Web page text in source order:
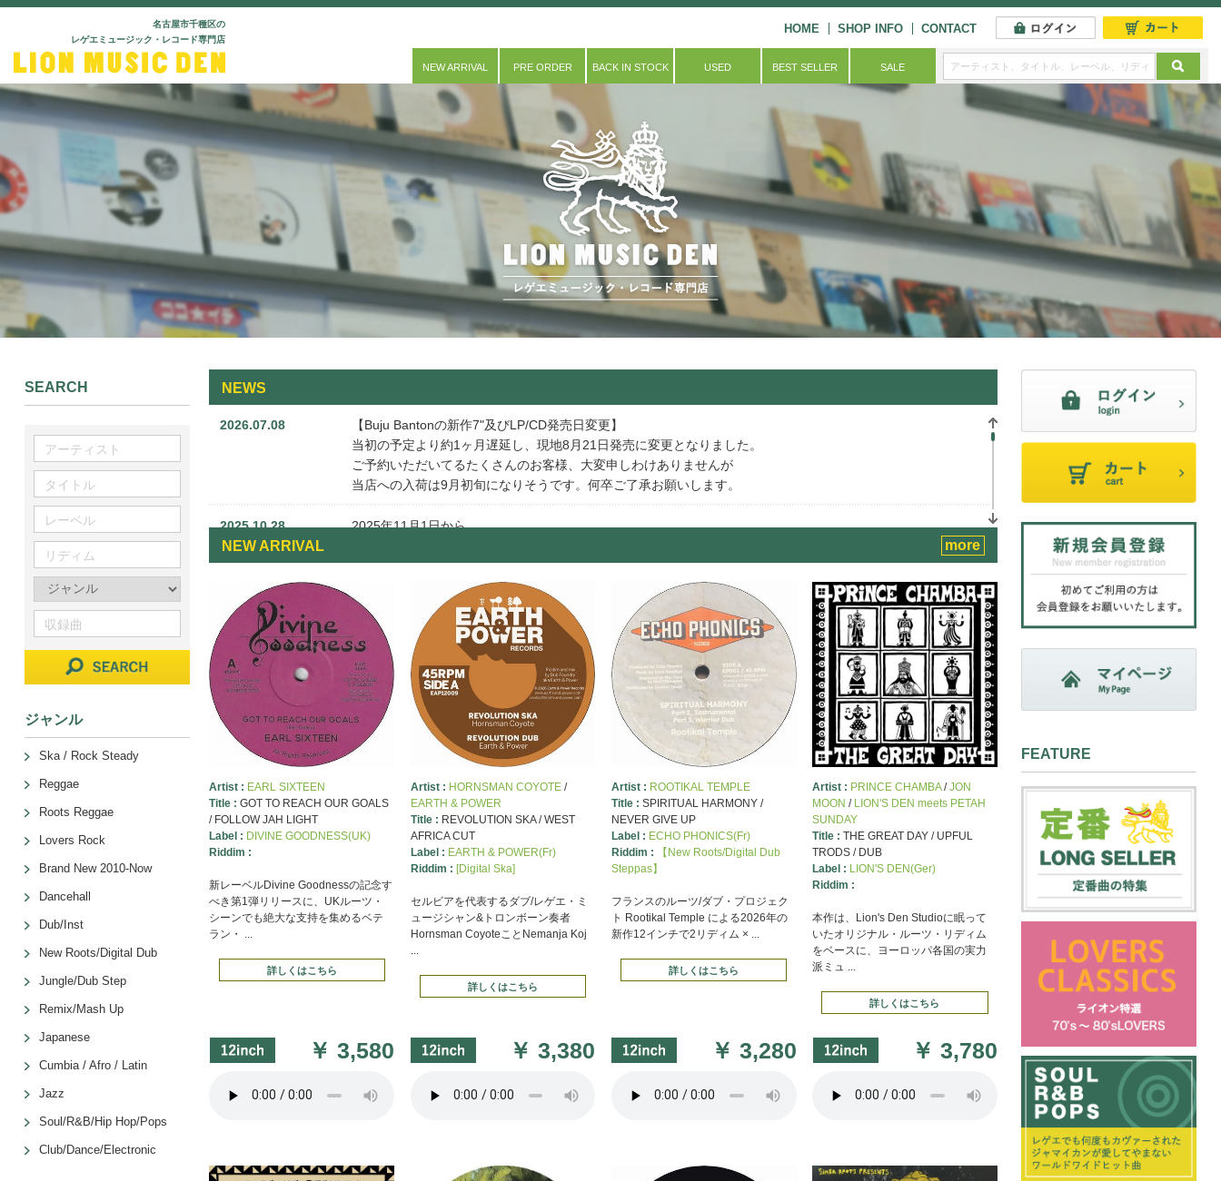
名古屋市千種区の
レゲエミュージック・レコード専門店
HOME SHOP INFO CONTACT
NEW ARRIVAL PRE ORDER BACK IN STOCK USED BEST SELLER SALE
NEWS
2026.07.08
【Buju Bantonの新作7"及びLP/CD発売日変更】
当初の予定より約1ヶ月遅延し、現地8月21日発売に変更となりました。
ご予約いただいてるたくさんのお客様、大変申しわけありませんが
当店への入荷は9月初旬になりそうです。何卒ご了承お願いします。
2025.10.28
2025年11月1日から
梱包手数料として100円頂戴いたします。
何卒宜しくお願いします。
2024.09.30
2024年10月1日からの郵便料金改定により
定形外郵便(規格外)での発送は基本的に取りやめます。
これはヤマト運輸と値段に差が無くなったためです。ご了承下さい。
※ただし例外として、沖縄、北海道へのLPサイズを発送する際のみ
定形外郵便での発送とさせていただきます。
2024.06.03
【LION MUSIC DENレコードレーベル開始!】
創立45年(名古屋店は33年)。レゲエ専門店としての経験と知識を生かし
レーベル事業を開始致します。 レーベル名『PANJA RECORDS』パンジャ・レコード。
新録と国内外の音源再発を手がけて行きます。
その第⼀弾は名古屋が誇るSKA/ROCK STEADYバンド、ザ・ルード・プレッシャーズとファイヤー・ボール
のスティッコによる奇跡のコラボ作! 8/8発売
2022.07.19 2022年7月20日からクリックポスト代金が185円と少しだけ安くなります!
2020.06.29
SHOPPING GUIDEに【クレジット決済の注意点】を記載致しました。
させていただき、それ以上の場合は最もお得な方法を都度選ばさせていただきます。
NEW ARRIVAL more
Artist : EARL SIXTEEN
Title :GOT TO REACH OUR GOALS
/ FOLLOW JAH LIGHT
Label : DIVINE GOODNESS(UK)
Riddim :
新レーベルDivine Goodnessの記念す
べき第1弾リリースに、UKルーツ・
シーンでも絶大な支持を集めるベテ
ラン・ ...
詳しくはこちら
￥3,580
Artist : HORNSMAN COYOTE/
EARTH & POWER
Title : REVOLUTION SKA / WEST
AFRICA CUT
Label : EARTH & POWER(Fr)
Riddim : [Digital Ska]
セルビアを代表するダブ/レゲエ・ミ
ュージシャン&トロンボーン奏者
Hornsman CoyoteことNemanja Koj
...
詳しくはこちら
￥3,380
Artist : ROOTIKAL TEMPLE
Title : SPIRITUAL HARMONY /
NEVER GIVE UP
Label : ECHO PHONICS(Fr)
Riddim :
【New Roots/Digital Dub
Steppas】
フランスのルーツ/ダブ・プロジェク
ト Rootikal Temple による2026年の
新作12インチで2リディム × ...
詳しくはこちら
￥ 3,280
Artist : PRINCE CHAMBA/JON
MOON / LION'S DEN meets PETAH
SUNDAY
Title : THE GREAT DAY / UPFUL
TRODS / DUB
Label : LION'S DEN(Ger)
Riddim :
本作は、Lion's Den Studioに眠って
いたオリジナル・ルーツ・リディム
をベースに、ヨーロッパ各国の実力
派ミュ ...
詳しくはこちら
￥ 3,780
SEARCH
ジャンル
Ska / Rock Steady
Reggae
Roots Reggae
Lovers Rock
Brand New 2010-Now
Dancehall
Dub/Inst
New Roots/Digital Dub
Jungle/Dub Step
Remix/Mash Up
Japanese
Cumbia / Afro / Latin
Jazz
Soul/R&B/Hip Hop/Pops
Club/Dance/Electronic
FEATURE